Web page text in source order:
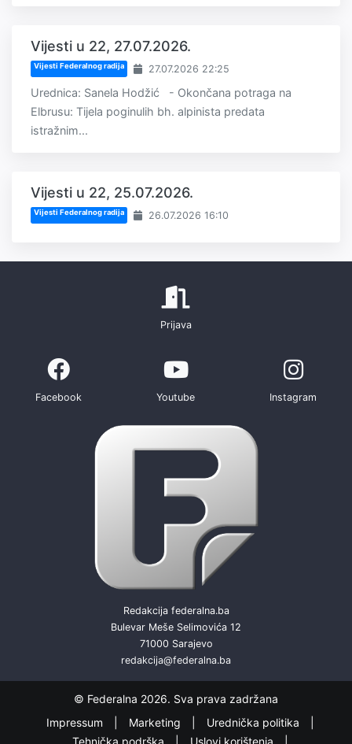
Vijesti u 22, 27.07.2026.
Vijesti Federalnog radija 27.07.2026 22:25
Urednica: Sanela Hodžić - Okončana potraga na
Elbrusu: Tijela poginulih bh. alpinista predata
istražnim...
Vijesti u 22, 25.07.2026.
Vijesti Federalnog radija 26.07.2026 16:10
Prijava
Facebook Youtube Instagram
Redakcija federalna.ba
Bulevar Meše Selimovića 12
71000 Sarajevo
redakcija@federalna.ba
© Federalna 2026. Sva prava zadržana
Impressum
Marketing
Urednička politika